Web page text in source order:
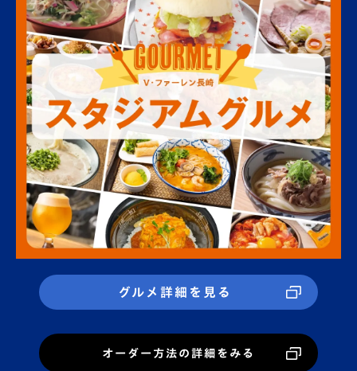
グルメ詳細を見る
オーダー方法の詳細をみる